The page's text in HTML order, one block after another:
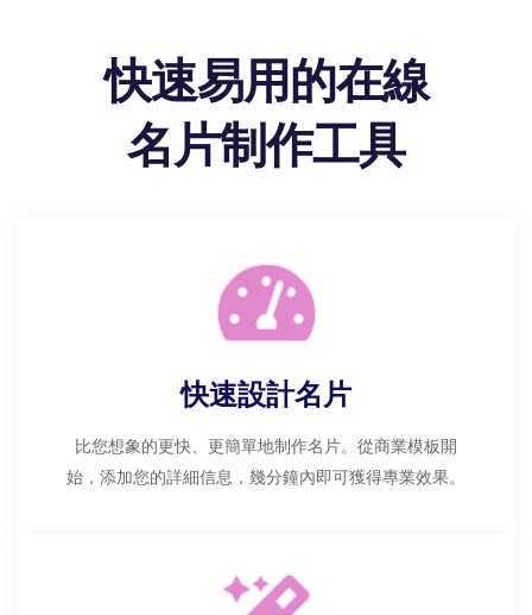
快速易用的在線
名片制作工具
快速設計名片
比您想象的更快、更簡單地制作名片。從商業模板開
始，添加您的詳細信息，幾分鐘內即可獲得專業效果。